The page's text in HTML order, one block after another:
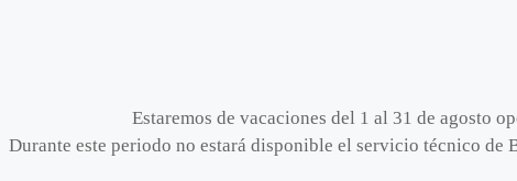
Estaremos de vacaciones del 1 al 31 de agosto
Durante este periodo no estará disponible el servicio técnico de